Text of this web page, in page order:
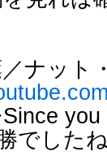
／ナット
you
でした